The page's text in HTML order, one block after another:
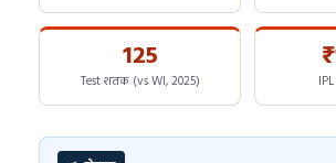
125
Test शतक (vs WI, 2025)